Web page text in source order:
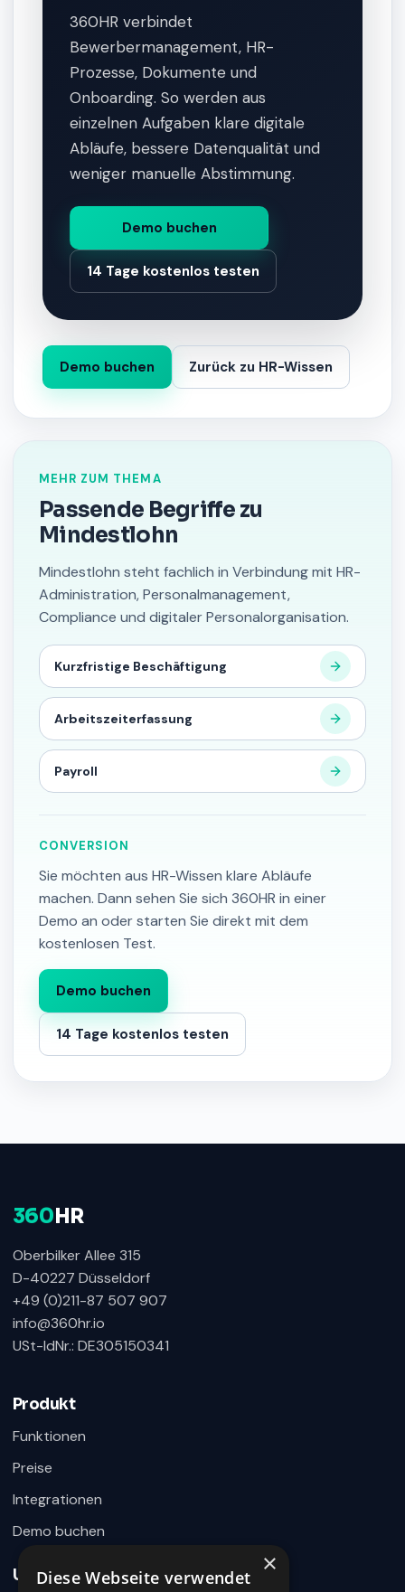
360HR verbindet
Bewerbermanagement, HR-
Prozesse, Dokumente und
Onboarding. So werden aus
einzelnen Aufgaben klare digitale
Abläufe, bessere Datenqualität und
weniger manuelle Abstimmung.
Demo buchen
14 Tage kostenlos testen
Demo buchen Zurück zu HR-Wissen
MEHR ZUM THEMA
Passende Begriffe zu
Mindestlohn
Mindestlohn steht fachlich in Verbindung mit HR-
Administration, Personalmanagement,
Compliance und digitaler Personalorganisation.
Kurzfristige Beschäftigung
Arbeitszeiterfassung
Payroll
CONVERSION
Sie möchten aus HR-Wissen klare Abläufe
machen. Dann sehen Sie sich 360HR in einer
Demo an oder starten Sie direkt mit dem
kostenlosen Test.
Demo buchen
14 Tage kostenlos testen
360 HR
Oberbilker Allee 315
D-40227 Düsseldorf
+49 (0)211-87 507 907
info@360hr.io
USt-IdNr.: DE305150341
Produkt
Funktionen
Preise
Integrationen
Demo buchen
Unternehmen
360HR Chat
Wie können wir helfen?
×
Diese Webseite verwendet